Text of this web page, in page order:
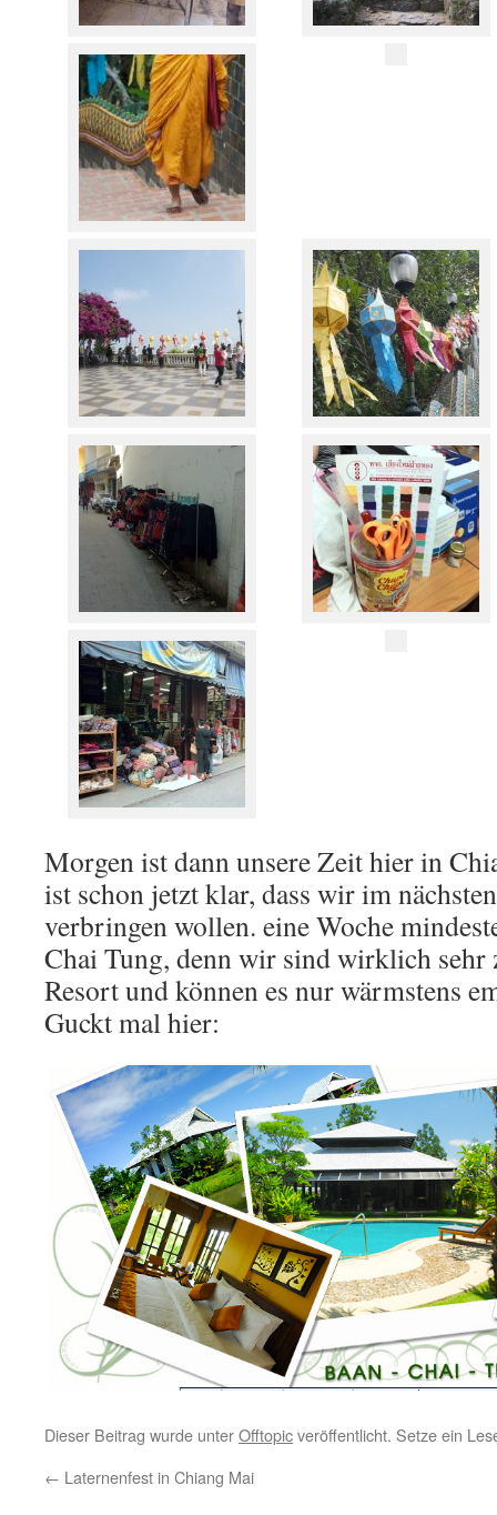
Morgen ist dann unsere Zeit hier in
ist schon jetzt klar, dass wir im
verbringen wollen. eine Woche
Chai Tung, denn wir sind wirklich
Resort und können es nur wärmstens
Guckt mal hier:
Dieser Beitrag wurde unterOfftopicveröffentlicht. Setze ein
← Laternenfest in Chiang Mai